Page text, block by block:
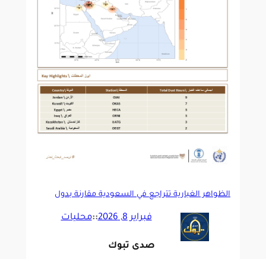
الظواهر الغبارية تتراجع في السعودية مقارنة بدول
فبراير 8, 2026 ::محليات
صدى تبوك